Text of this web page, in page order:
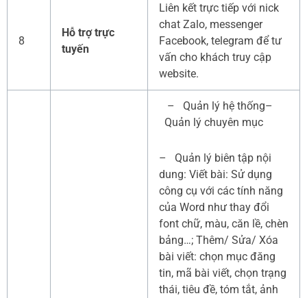
8
Hỗ trợ trực
tuyến
Liên kết trực tiếp với nick
chat Zalo, messenger
Facebook, telegram để tư
vấn cho khách truy cập
website.
– Quản lý hệ thống–
Quản lý chuyên mục
– Quản lý biên tập nội
dung: Viết bài: Sử dụng
công cụ với các tính năng
của Word như thay đổi
font chữ, màu, căn lề, chèn
bảng…; Thêm/ Sửa/ Xóa
bài viết: chọn mục đăng
tin, mã bài viết, chọn trạng
thái, tiêu đề, tóm tắt, ảnh